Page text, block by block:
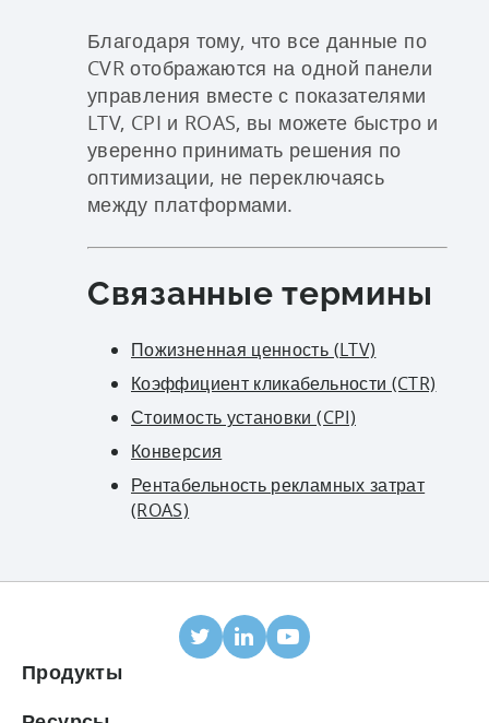
Благодаря тому, что все данные по
CVR отображаются на одной панели
управления вместе с показателями
LTV, CPI и ROAS, вы можете быстро и
уверенно принимать решения по
оптимизации, не переключаясь
между платформами.
Связанные термины
Пожизненная ценность (LTV)
Коэффициент кликабельности (CTR)
Стоимость установки (CPI)
Конверсия
Рентабельность рекламных затрат
(ROAS)
Продукты